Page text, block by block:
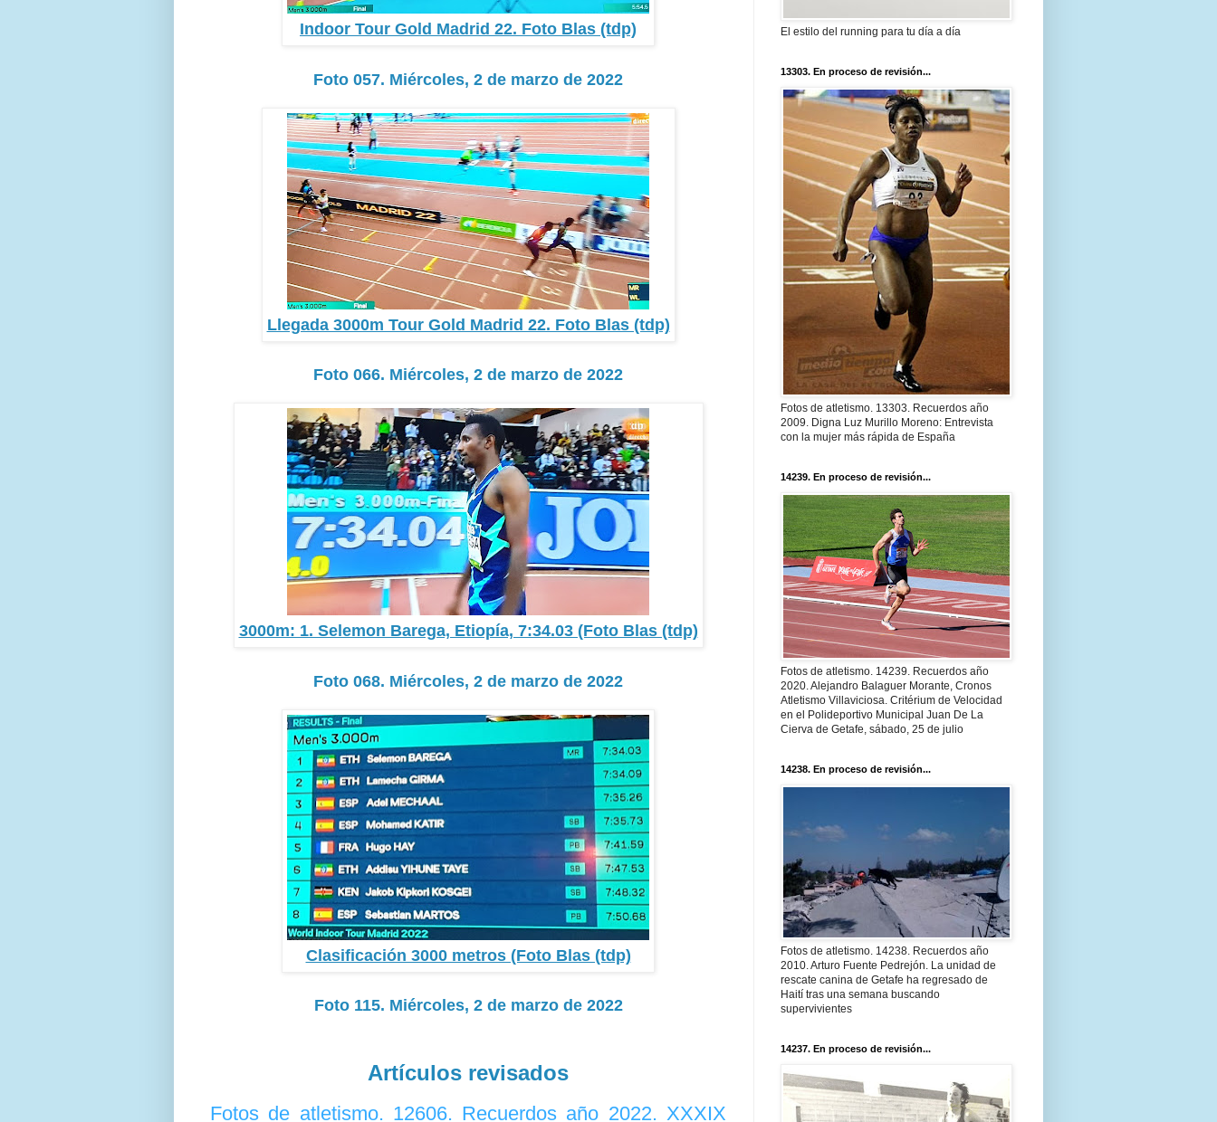
Indoor Tour Gold Madrid 22. Foto Blas (tdp)
Foto 057. Miércoles, 2 de marzo de 2022
Llegada 3000m Tour Gold Madrid 22. Foto Blas (tdp)
Foto 066. Miércoles, 2 de marzo de 2022
3000m: 1. Selemon Barega, Etiopía, 7:34.03 (Foto Blas (tdp)
Foto 068. Miércoles, 2 de marzo de 2022
Clasificación 3000 metros (Foto Blas (tdp)
Foto 115. Miércoles, 2 de marzo de 2022
Artículos revisados
Fotos de atletismo. 12606. Recuerdos año 2022. XXXIX
El estilo del running para tu día a día
13303. En proceso de revisión...
Fotos de atletismo. 13303. Recuerdos año
2009. Digna Luz Murillo Moreno: Entrevista
con la mujer más rápida de España
14239. En proceso de revisión...
Fotos de atletismo. 14239. Recuerdos año
2020. Alejandro Balaguer Morante, Cronos
Atletismo Villaviciosa. Critérium de Velocidad
en el Polideportivo Municipal Juan De La
Cierva de Getafe, sábado, 25 de julio
14238. En proceso de revisión...
Fotos de atletismo. 14238. Recuerdos año
2010. Arturo Fuente Pedrejón. La unidad de
rescate canina de Getafe ha regresado de
Haití tras una semana buscando
supervivientes
14237. En proceso de revisión...